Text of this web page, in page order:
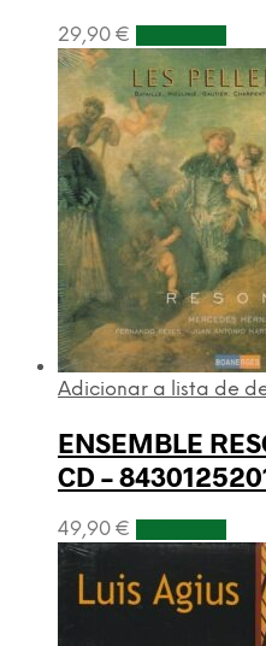
29,90 €
Adicionar a lista de
ENSEMBLE
CD –
49,90 €